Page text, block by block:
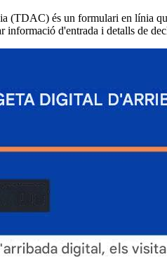
(TDAC) és un formulari en línia
d'entrada i detalls de